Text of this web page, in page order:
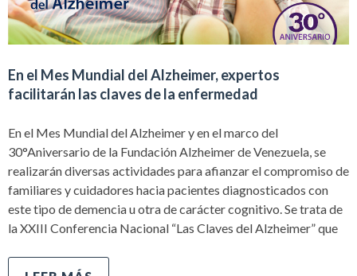
En el Mes Mundial del Alzheimer, expertos
facilitarán las claves de la enfermedad
En el Mes Mundial del Alzheimer y en el marco del
30°Aniversario de la Fundación Alzheimer de Venezuela, se
realizarán diversas actividades para afianzar el compromiso de
familiares y cuidadores hacia pacientes diagnosticados con
este tipo de demencia u otra de carácter cognitivo. Se trata de
la XXIII Conferencia Nacional “Las Claves del Alzheimer” que